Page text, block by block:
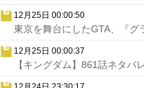
12月25日 00:00:50
東京を舞台にしたGTA、『グ
12月25日 00:00:37
【キングダム】861話ネタバ